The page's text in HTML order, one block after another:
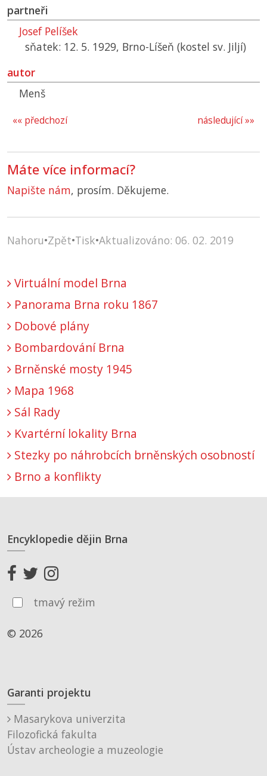
partneři
Josef Pelíšek
sňatek: 12. 5. 1929, Brno-Líšeň (kostel sv. Jiljí)
autor
Menš
následující »»
«« předchozí
Máte více informací?
Napište nám, prosím. Děkujeme.
Nahoru•Zpět•Tisk•Aktualizováno: 06. 02. 2019
Virtuální model Brna
Panorama Brna roku 1867
Dobové plány
Bombardování Brna
Brněnské mosty 1945
Mapa 1968
Sál Rady
Kvartérní lokality Brna
Stezky po náhrobcích brněnských osobností
Brno a konflikty
Encyklopedie dějin Brna
tmavý režim
© 2026
Garanti projektu
Masarykova univerzita
Filozofická fakulta
Ústav archeologie a muzeologie